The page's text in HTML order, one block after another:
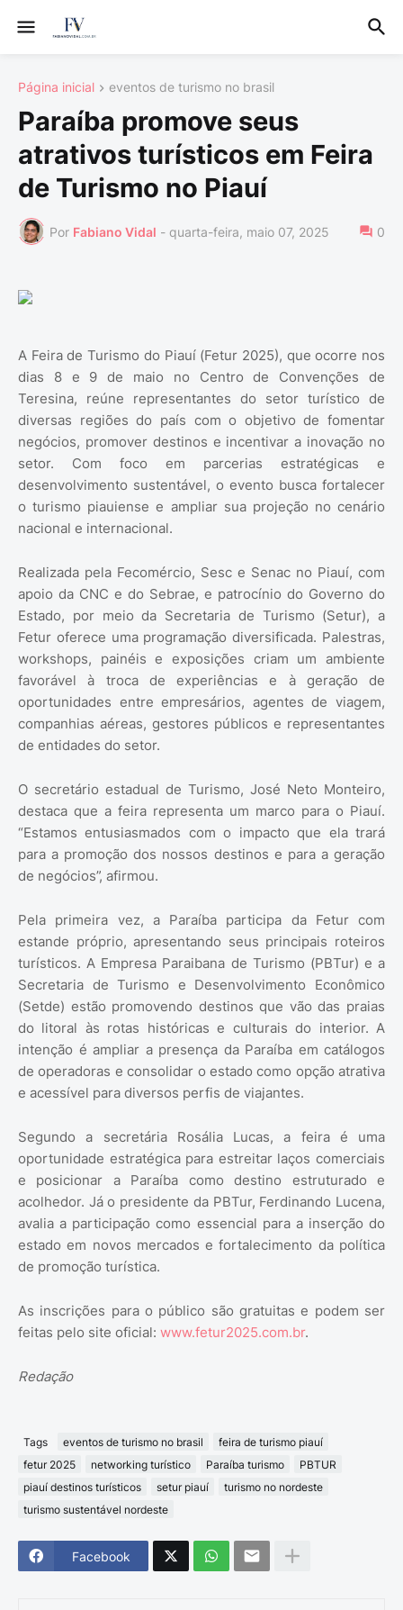
Página inicial eventos de turismo no brasil
Paraíba promove seus
atrativos turísticos em Feira
de Turismo no Piauí
Por Fabiano Vidal - quarta-feira, maio 07, 2025 0
A Feira de Turismo do Piauí (Fetur 2025), que ocorre nos
dias 8 e 9 de maio no Centro de Convenções de
Teresina, reúne representantes do setor turístico de
diversas regiões do país com o objetivo de fomentar
negócios, promover destinos e incentivar a inovação no
setor. Com foco em parcerias estratégicas e
desenvolvimento sustentável, o evento busca fortalecer
o turismo piauiense e ampliar sua projeção no cenário
nacional e internacional.
Realizada pela Fecomércio, Sesc e Senac no Piauí, com
apoio da CNC e do Sebrae, e patrocínio do Governo do
Estado, por meio da Secretaria de Turismo (Setur), a
Fetur oferece uma programação diversificada. Palestras,
workshops, painéis e exposições criam um ambiente
favorável à troca de experiências e à geração de
oportunidades entre empresários, agentes de viagem,
companhias aéreas, gestores públicos e representantes
de entidades do setor.
O secretário estadual de Turismo, José Neto Monteiro,
destaca que a feira representa um marco para o Piauí.
“Estamos entusiasmados com o impacto que ela trará
para a promoção dos nossos destinos e para a geração
de negócios”, afirmou.
Pela primeira vez, a Paraíba participa da Fetur com
estande próprio, apresentando seus principais roteiros
turísticos. A Empresa Paraibana de Turismo (PBTur) e a
Secretaria de Turismo e Desenvolvimento Econômico
(Setde) estão promovendo destinos que vão das praias
do litoral às rotas históricas e culturais do interior. A
intenção é ampliar a presença da Paraíba em catálogos
de operadoras e consolidar o estado como opção atrativa
e acessível para diversos perfis de viajantes.
Segundo a secretária Rosália Lucas, a feira é uma
oportunidade estratégica para estreitar laços comerciais
e posicionar a Paraíba como destino estruturado e
acolhedor. Já o presidente da PBTur, Ferdinando Lucena,
avalia a participação como essencial para a inserção do
estado em novos mercados e fortalecimento da política
de promoção turística.
As inscrições para o público são gratuitas e podem ser
feitas pelo site oficial: www.fetur2025.com.br.
Redação
Tags eventos de turismo no brasil
feira de turismo piauí
fetur 2025
networking turístico Paraíba turismo
PBTUR
piauí destinos turísticos
setur piauí
turismo no nordeste
turismo sustentável nordeste
Facebook